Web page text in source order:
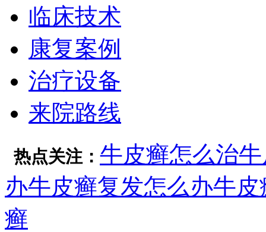
临床技术
康复案例
治疗设备
来院路线
热点关注： 牛皮癣怎么治
办牛皮癣复发怎么办牛皮
癣